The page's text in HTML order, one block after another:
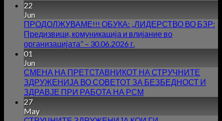
22
Jun
ПРОДОЛЖУВАМЕ!!! ОБУКА: ,,ЛИДЕРСТВО ВО БЗР:
Предизвици, комуникација и влијание во
организацијата” – 30.06.2026 г.
01
Jun
СМЕНА НА ПРЕТСТАВНИКОТ НА СТРУЧНИТЕ
ЗДРУЖЕНИЈА ВО СОВЕТОТ ЗА БЕЗБЕДНОСТ И
ЗДРАВЈЕ ПРИ РАБОТА НА РСМ
27
May